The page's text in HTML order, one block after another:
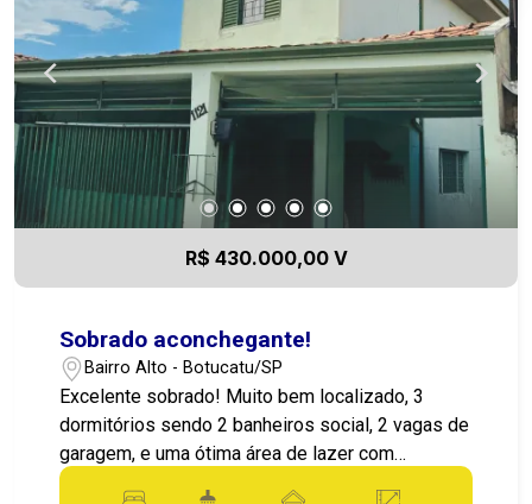
R$ 430.000,00 V
Sobrado aconchegante!
Bairro Alto - Botucatu/SP
Excelente sobrado! Muito bem localizado, 3
dormitórios sendo 2 banheiros social, 2 vagas de
garagem, e uma ótima área de lazer com
churrasqueira, uma área externa perfeita para